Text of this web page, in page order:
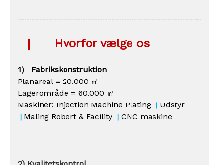
| Hvorfor vælge os
1） Fabrikskonstruktion
Planareal = 20.000 ㎡
Lagerområde = 60.000 ㎡
Maskiner: Injection Machine Plating
| Udstyr
| Maling Robert & Facility | CNC maskine